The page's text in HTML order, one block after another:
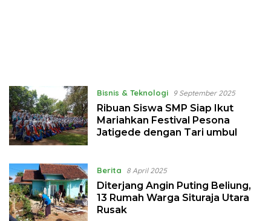
Bisnis & Teknologi 9 September 2025
Ribuan Siswa SMP Siap Ikut
Mariahkan Festival Pesona
Jatigede dengan Tari umbul
Berita 8 April 2025
Diterjang Angin Puting Beliung,
13 Rumah Warga Situraja Utara
Rusak